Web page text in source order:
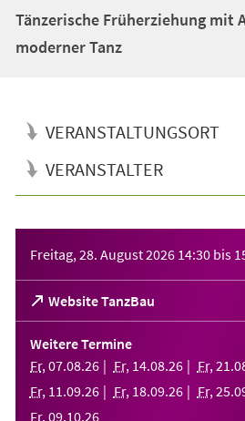
Tänzerische Früherziehung mit
moderner Tanz
VERANSTALTUNGSORT
VERANSTALTER
Freitag, 28. August 2026 14:30 bis
Website TanzBau
(Öffnet
in
einem
neuen
Tab)
Weitere Termine
Fr, 07.08.26 Fr, 14.08.26 Fr, 21 .
Fr, 11 .09.26 Fr, 18.09.26 Fr, 25.
Fr, 09.10.26